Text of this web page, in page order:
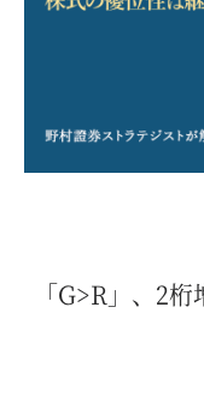
「G>R」、2